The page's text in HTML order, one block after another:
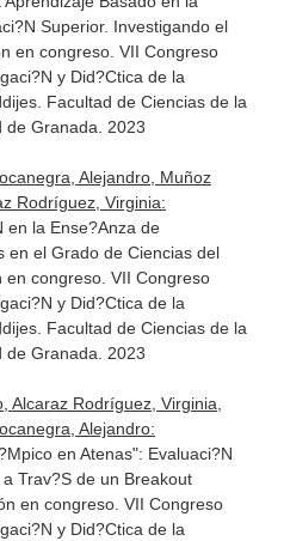
Superior. Investigando el
en congreso. VII Congreso
y Did?Ctica de la
Facultad de Ciencias de la
de Granada. 2023
Alejandro, Muñoz
Rodríguez, Virginia:
en la Ense?Anza de
en el Grado de Ciencias del
en congreso. VII Congreso
y Did?Ctica de la
Facultad de Ciencias de la
de Granada. 2023
Alcaraz Rodríguez, Virginia,
Alejandro:
en Atenas": Evaluaci?N
Trav?S de un Breakout
en congreso. VII Congreso
y Did?Ctica de la